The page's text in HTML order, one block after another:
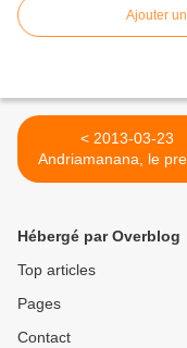
Ajouter
< 2013-03-23
Andriamanana, le
souverain Antandroy
Hébergé par Overblog
Top articles
Pages
Contact